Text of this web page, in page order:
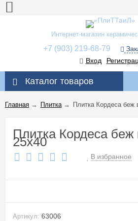
Интернет-магазин
+7 (903) 219-68-79
Вход
Каталог товаров
Главная → Плитка→ Плитка Кордеса беж
Плитка Кордеса беж
25x40
В избранное
Артикул: 63006